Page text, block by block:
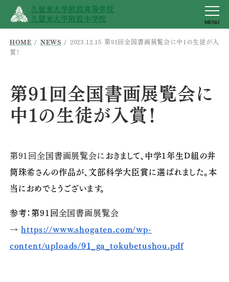
久留米大学附設高等学校
久留米大学附設中学校
MENU
HOME NEWS
2023.12.15 第91回全国書画展覧会に中1の生徒が入
賞！
第91回全国書画展覧会に
中1の生徒が入賞！
第91回全国書画展覧会におきまして、中学1年生D組の井
筒珠希さんの作品が、文部科学大臣賞に選ばれました。本
当におめでとうございます。
参考：第91回全国書画展覧会
→https://www.shogaten.com/wp-
content/uploads/91_ga_tokubetushou.pdf